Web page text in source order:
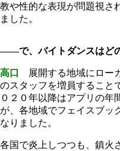
教や性的な表現が問題視さ
ました。
――で、バイトダンスはど
高口
展開する地域にロー
のスタッフを増員すること
０２０年以降はアプリの年
が、各地域でフェイスブッ
なりました。
各国で炎上しつつも、鎮火